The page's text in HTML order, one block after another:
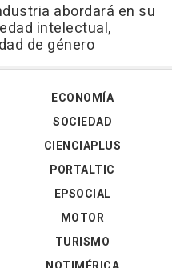
abordará en su
intelectual,
de género
ECONOMÍA
SOCIEDAD
CIENCIAPLUS
PORTALTIC
EPSOCIAL
MOTOR
TURISMO